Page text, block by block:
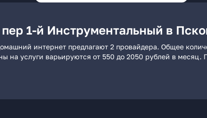
1-й Инструментальный в
интернет предлагают 2 провайдера. Общее
на услуги варьируются от 550 до 2050 рублей в месяц.